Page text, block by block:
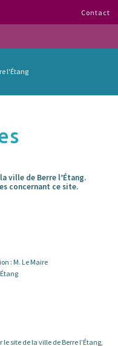
Contact
l'Étang
ville de Berre l’Étang.
concernant ce site.
: M. Le Maire
site de la ville de Berre l’Étang,